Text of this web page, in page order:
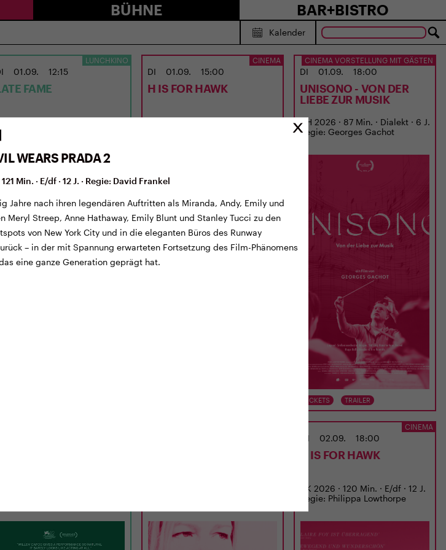
BÜHNE BAR+BISTRO
Kalender
LUNCHKINO
01.09. 12:15
FAME
Kent Jones
CINEMA
DI 01.09. 15:00
H IS FOR HAWK
CINEMA VORSTELLUNG MIT GÄSTEN
DI 01.09. 18:00
UNISONO - VON DER
LIEBE ZUR MUSIK
CH 2026 · 87 Min. · Dialekt · 6 J.
Regie: Georges Gachot
TICKETS TRAILER
CINEMA
MI 02.09. 18:00
H IS FOR HAWK
UK 2026 · 120 Min. · E/df · 12 J.
Regie: Philippa Lowthorpe
WEARS PRADA 2
Min. · E/df · 12 J. · Regie: David Frankel
Jahre nach ihren legendären Auftritten als Miranda, Andy, Emily und
Meryl Streep, Anne Hathaway, Emily Blunt und Stanley Tucci zu den
von New York City und in die eleganten Büros des Runway
– in der mit Spannung erwarteten Fortsetzung des Film-Phänomens
eine ganze Generation geprägt hat.